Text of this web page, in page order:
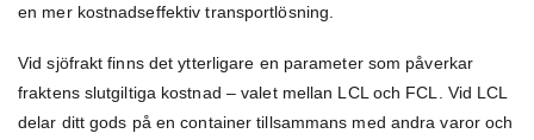
en mer kostnadseffektiv transportlösning.
Vid sjöfrakt finns det ytterligare en parameter som påverkar
fraktens slutgiltiga kostnad – valet mellan LCL och FCL. Vid LCL
delar ditt gods på en container tillsammans med andra varor och